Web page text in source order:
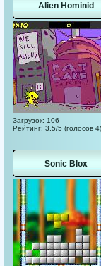
Alien Hominid
Загрузок: 106
Рейтинг: 3.5/5 (голосов 4)
Sonic Blox